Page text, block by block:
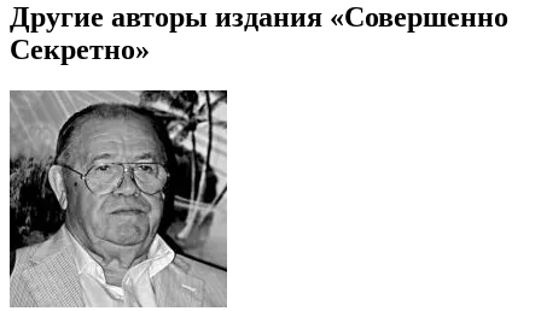
Другие авторы издания «Совершенно
Секретно»